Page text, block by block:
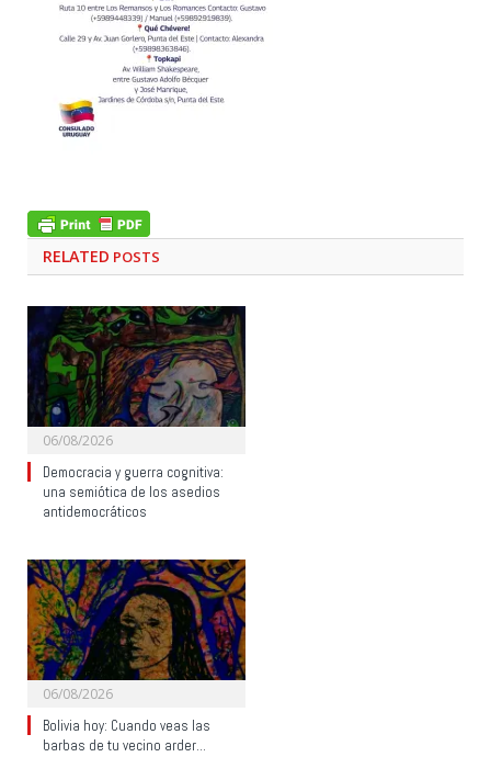
RELATED POSTS
06/08/2026
Democracia y guerra cognitiva:
una semiótica de los asedios
antidemocráticos
06/08/2026
Bolivia hoy: Cuando veas las
barbas de tu vecino arder…